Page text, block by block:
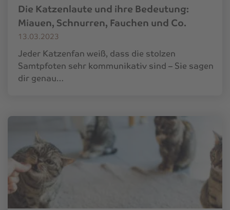
Die Katzenlaute und ihre Bedeutung:
Miauen, Schnurren, Fauchen und Co.
13.03.2023
Jeder Katzenfan weiß, dass die stolzen
Samtpfoten sehr kommunikativ sind – Sie sagen
dir genau…